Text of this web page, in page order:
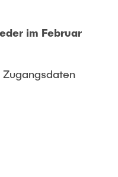
im Februar
Zugangsdaten